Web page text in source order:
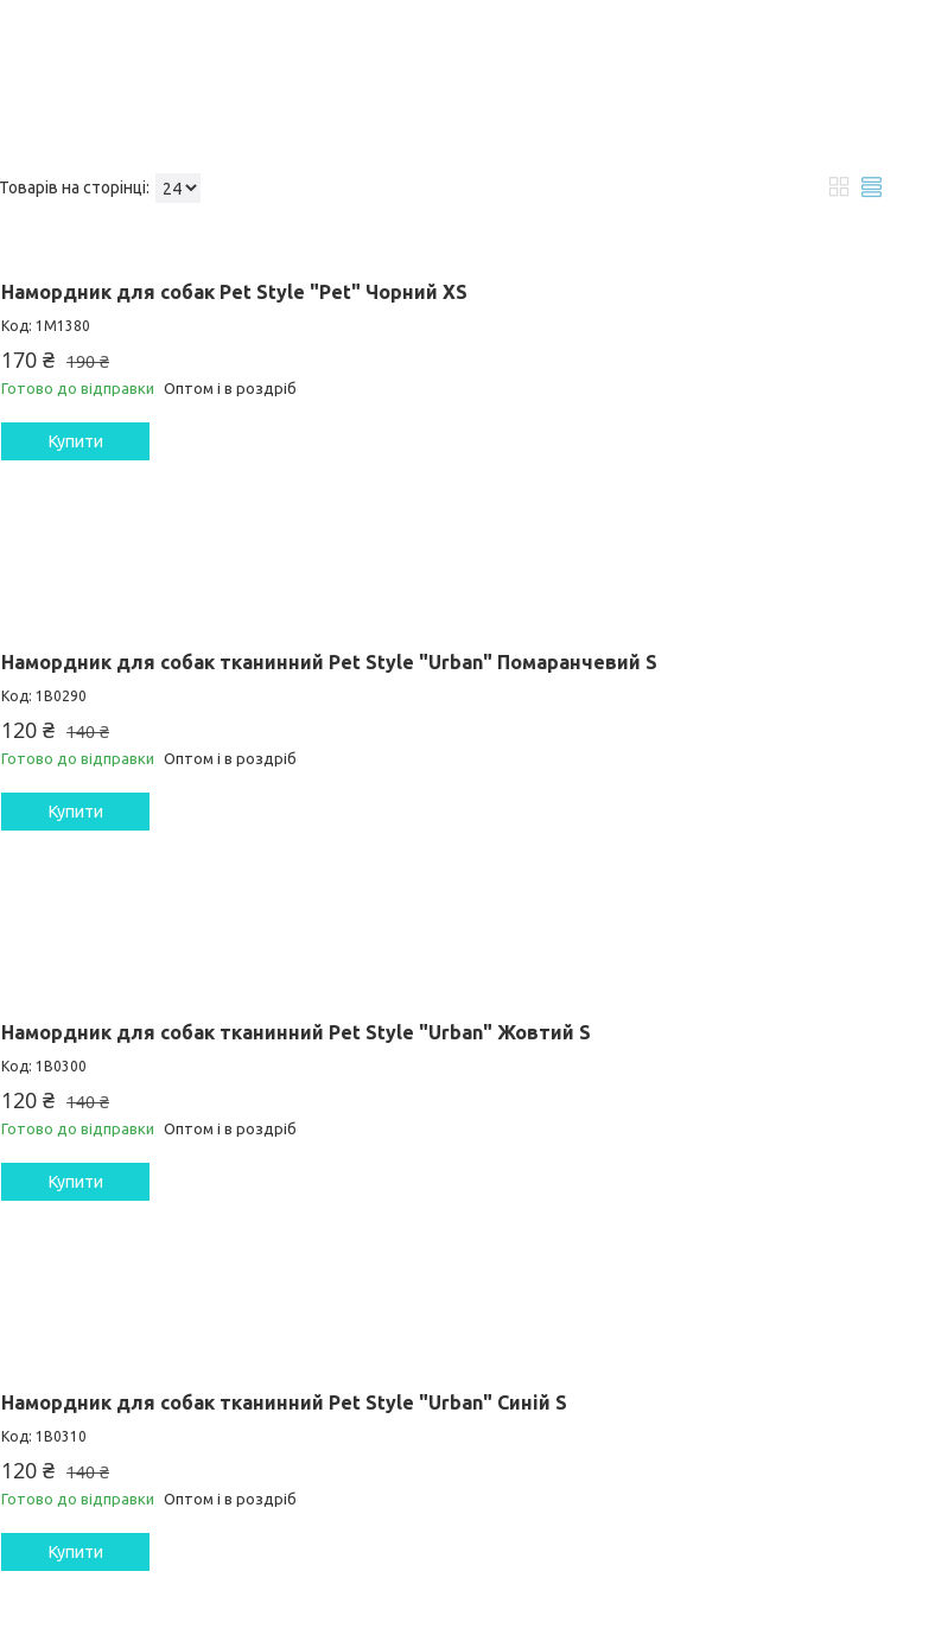
Намордник для собак Pet Style "Pet" Чорний XS
1M1380
190 ₴
170 ₴
Готово до відправки Оптом і в роздріб
Купити
Намордник для собак тканинний Pet Style "Urban" Помаранчевий S
1B0290
140 ₴
120 ₴
Готово до відправки Оптом і в роздріб
Купити
Намордник для собак тканинний Pet Style "Urban" Жовтий S
1B0300
140 ₴
120 ₴
Готово до відправки Оптом і в роздріб
Купити
Намордник для собак тканинний Pet Style "Urban" Синій S
1B0310
140 ₴
120 ₴
Готово до відправки Оптом і в роздріб
Купити